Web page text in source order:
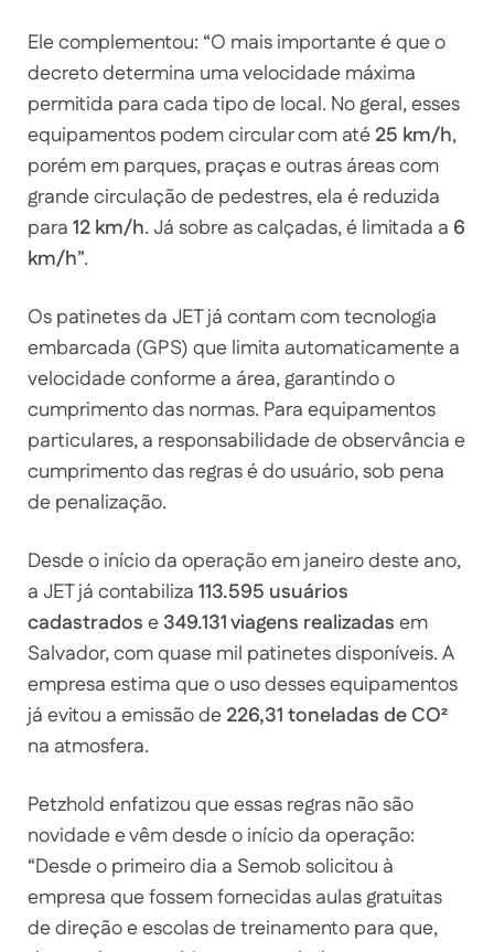
Ele complementou: “O mais importante é que o
decreto determina uma velocidade máxima
permitida para cada tipo de local. No geral, esses
equipamentos podem circular com até25 km/h,
porém em parques, praças e outras áreas com
grande circulação de pedestres, ela é reduzida
para12 km/h. Já sobre as calçadas, é limitada a 6
km/h”.
Os patinetes da JET já contam com tecnologia
embarcada (GPS) que limita automaticamente a
velocidade conforme a área, garantindo o
cumprimento das normas. Para equipamentos
particulares, a responsabilidade de observância e
cumprimento das regras é do usuário, sob pena
de penalização.
Desde o início da operação em janeiro deste ano,
a JET já contabiliza113.595 usuários
cadastradose349.131 viagens realizadasem
Salvador, com quase mil patinetes disponíveis. A
empresa estima que o uso desses equipamentos
já evitou a emissão de226,31 toneladas de CO²
na atmosfera.
Petzhold enfatizou que essas regras não são
novidade e vêm desde o início da operação:
“Desde o primeiro dia a Semob solicitou à
empresa que fossem fornecidas aulas gratuitas
de direção e escolas de treinamento para que,